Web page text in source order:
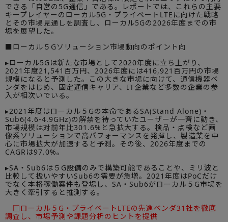
できる「自営の5G通信」である。レポートでは、これらの主要
キープレイヤーのローカル5G・プライベートLTEに向けた戦略
とその市場見通しを調査し、ローカル5Gの2026年度までの市
場を展望した。
■ローカル５Gソリューション市場動向のポイント向
▸ローカル5Gは新たな市場として2020年度に立ち上がり、
2021年度21,541百万円、2026年度には416,921百万円の市場
規模になると予測した。この大きな市場に向けて、通信機器ベ
ンダをはじめ、固定通信キャリア、IT企業など多数の企業の参
入が相次いでいる。
▸2021年度はローカル５Gの本命であるSA(Stand Alone)・
Sub6(4.6-4.9GHz)の解禁を待っていたユーザーが一斉に動き、
市場規模は対前年比301.6%と急拡大する。検品・点検など画
像系ソリューションで高パフォーマンスを発揮し、製造業を中
心に市場拡大が加速すると予測。その後、2026年度までの
CAGRは97.0%。
▸SA・Sub6は５G設備のみで構築可能であることや、ミリ波と
比較して扱いやすいSub6の需要が急増。2021年度はPoCだけ
でなく本格稼働案件も登場し、SA・Sub6がローカル５G市場を
大きく牽引すると推測する。
□ローカル５G・プライベートLTEの先進ベンダ31社を徹底
調査し、市場予測や課題分析のヒントを提供